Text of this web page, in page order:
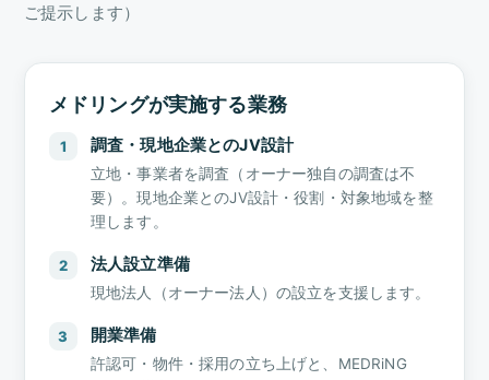
ご提示します）
メドリングが実施する業務
1 調査・現地企業とのJV設計
立地・事業者を調査（オーナー独自の調査は不
要）。現地企業とのJV設計・役割・対象地域を整
理します。
2 法人設立準備
現地法人（オーナー法人）の設立を支援します。
3 開業準備
許認可・物件・採用の立ち上げと、MEDRiNG